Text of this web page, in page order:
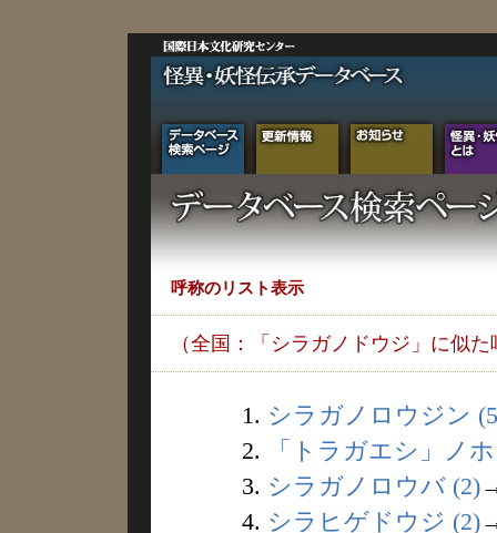
呼称のリスト表示
（全国：「シラガノドウジ」に似た
1. シラガノロウジン
2.
「トラガエシ」ノ
3. シラガノロウバ (2)
4. シラヒゲドウジ (2)